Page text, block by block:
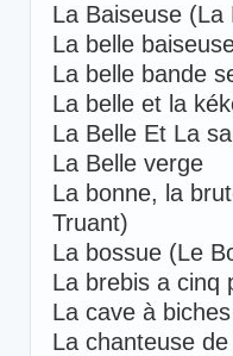
La Baiseuse
La belle
La belle bande
La belle et la
La Belle Et La
La Belle verge
La bonne, la
Truant)
La bossue (Le
La brebis a
La cave à
La chanteuse